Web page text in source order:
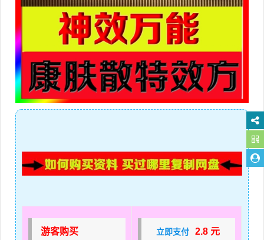
游客购买 立即支付 2.8 元